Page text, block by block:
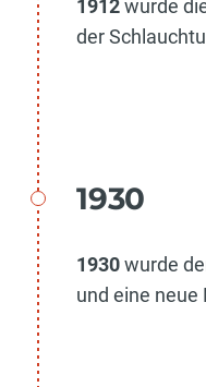
1912wurde
der
1930
1930wurde
und eine